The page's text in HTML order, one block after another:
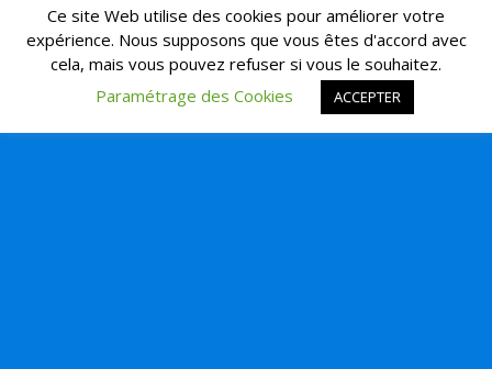
Retour au début
Mobile Bureau
Ce site Web utilise des cookies pour améliorer votre
expérience. Nous supposons que vous êtes d'accord avec
cela, mais vous pouvez refuser si vous le souhaitez.
Paramétrage des Cookies
ACCEPTER